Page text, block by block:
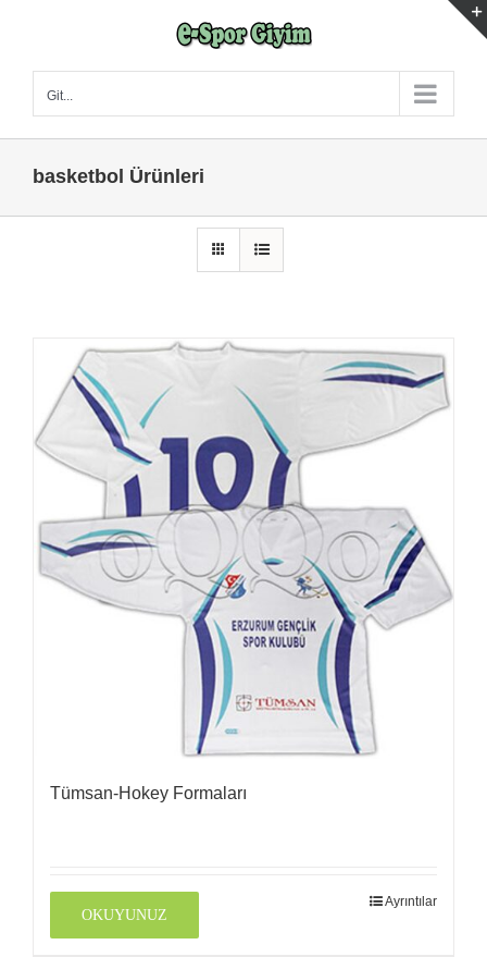
Git...
basketbol Ürünleri
Tümsan-Hokey Formaları
OKUYUNUZ
Ayrıntılar